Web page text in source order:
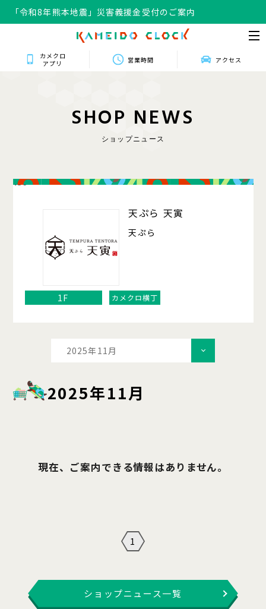
「令和8年熊本地震」災害義援金受付のご案内
カメクロ
アプリ
営業時間 アクセス
SHOP NEWS
ショップニュース
139
天ぷら 天寅
天ぷら
1F カメクロ横丁
2025年11月
2025年11月
現在、ご案内できる情報はありません。
1
ショップニュース一覧